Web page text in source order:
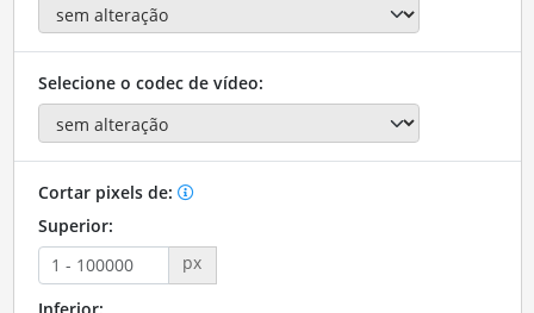
Selecione o codec de vídeo:
Cortar pixels de:
Superior:
px